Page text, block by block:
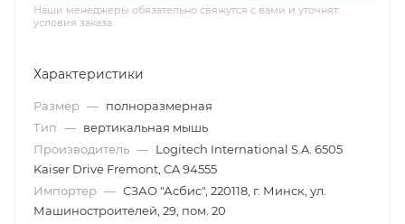
Наши менеджеры обязательно свяжутся с вами и уточнят
условия заказа
Характеристики
Размер — полноразмерная
Тип — вертикальная мышь
Производитель — Logitech International S.A. 6505
Kaiser Drive Fremont, CA 94555
Импортер — СЗАО "Асбис", 220118, г. Минск, ул.
Машиностроителей, 29, пом. 20